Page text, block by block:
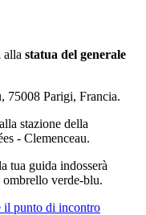
alla statua del generale
75008 Parigi, Francia.
stazione della
- Clemenceau.
tua guida indosserà
verde-blu.
il punto di incontro